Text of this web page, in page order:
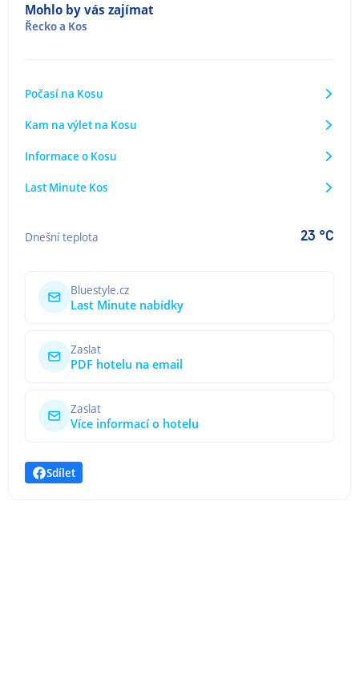
Mohlo by vás zajímat
Řeckoa Kos
Počasí na Kosu
Kam na výlet na Kosu
Informace o Kosu
Last Minute Kos
Dnešní teplota 23 °C
Bluestyle.cz
Last Minute nabídky
Zaslat
PDF hotelu na email
Zaslat
Více informací o hotelu
Sdílet